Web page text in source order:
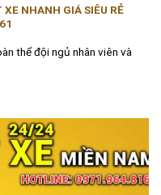
NHANH GIÁ SIÊU RẺ
thể đội ngủ nhân viên và